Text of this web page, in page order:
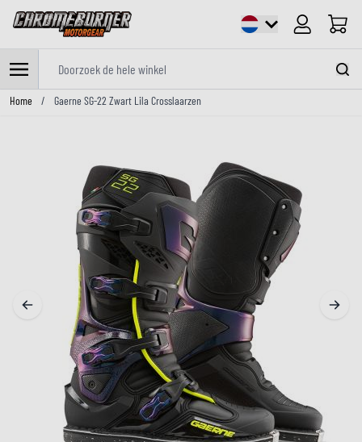
Cart
Ga naar de inhoud
Home / Gaerne SG-22 Zwart Lila Crosslaarzen